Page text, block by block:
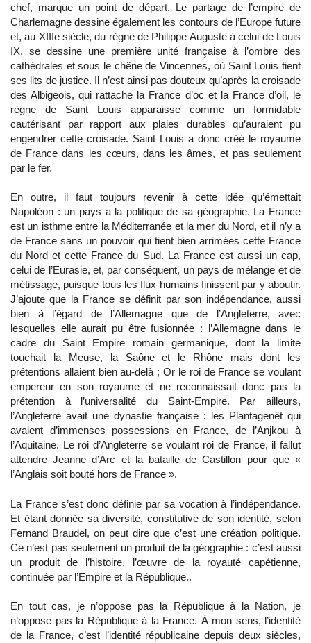
chef, marque un point de départ. Le partage de l’empire de
Charlemagne dessine également les contours de l’Europe future
et, au XIIIe siècle, du règne de Philippe Auguste à celui de Louis
IX, se dessine une première unité française à l’ombre des
cathédrales et sous le chêne de Vincennes, où Saint Louis tient
ses lits de justice. Il n’est ainsi pas douteux qu’après la croisade
des Albigeois, qui rattache la France d’oc et la France d’oil, le
règne de Saint Louis apparaisse comme un formidable
cautérisant par rapport aux plaies durables qu’auraient pu
engendrer cette croisade. Saint Louis a donc créé le royaume
de France dans les cœurs, dans les âmes, et pas seulement
par le fer.
En outre, il faut toujours revenir à cette idée qu’émettait
Napoléon : un pays a la politique de sa géographie. La France
est un isthme entre la Méditerranée et la mer du Nord, et il n’y a
de France sans un pouvoir qui tient bien arrimées cette France
du Nord et cette France du Sud. La France est aussi un cap,
celui de l’Eurasie, et, par conséquent, un pays de mélange et de
métissage, puisque tous les flux humains finissent par y aboutir.
J’ajoute que la France se définit par son indépendance, aussi
bien à l’égard de l’Allemagne que de l’Angleterre, avec
lesquelles elle aurait pu être fusionnée : l’Allemagne dans le
cadre du Saint Empire romain germanique, dont la limite
touchait la Meuse, la Saône et le Rhône mais dont les
prétentions allaient bien au-delà ; Or le roi de France se voulant
empereur en son royaume et ne reconnaissait donc pas la
prétention à l’universalité du Saint-Empire. Par ailleurs,
l’Angleterre avait une dynastie française : les Plantagenêt qui
avaient d’immenses possessions en France, de l’Anjkou à
l’Aquitaine. Le roi d’Angleterre se voulant roi de France, il fallut
attendre Jeanne d’Arc et la bataille de Castillon pour que «
l’Anglais soit bouté hors de France ».
La France s’est donc définie par sa vocation à l’indépendance.
Et étant donnée sa diversité, constitutive de son identité, selon
Fernand Braudel, on peut dire que c’est une création politique.
Ce n’est pas seulement un produit de la géographie : c’est aussi
un produit de l’histoire, l’œuvre de la royauté capétienne,
continuée par l’Empire et la République..
En tout cas, je n’oppose pas la République à la Nation, je
n’oppose pas la République à la France. À mon sens, l’identité
de la France, c’est l’identité républicaine depuis deux siècles,